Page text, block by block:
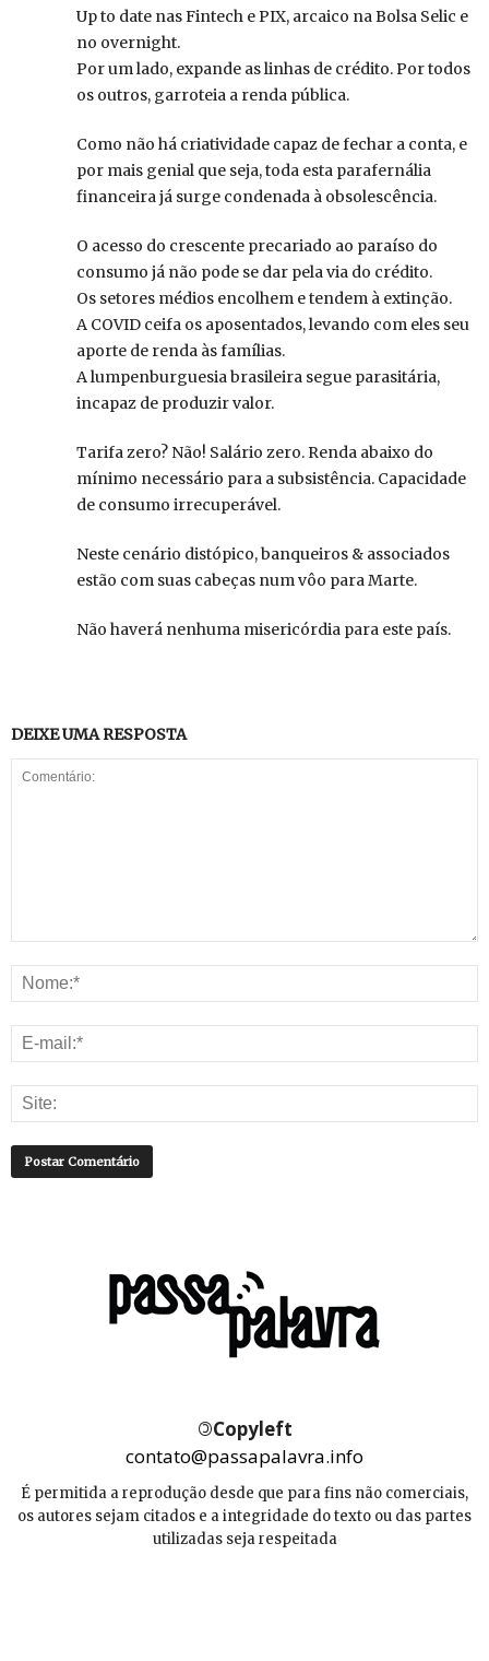
Up to date nas Fintech e PIX, arcaico na Bolsa Selic e
no overnight.
Por um lado, expande as linhas de crédito. Por todos
os outros, garroteia a renda pública.
Como não há criatividade capaz de fechar a conta, e
por mais genial que seja, toda esta parafernália
financeira já surge condenada à obsolescência.
O acesso do crescente precariado ao paraíso do
consumo já não pode se dar pela via do crédito.
Os setores médios encolhem e tendem à extinção.
A COVID ceifa os aposentados, levando com eles seu
aporte de renda às famílias.
A lumpenburguesia brasileira segue parasitária,
incapaz de produzir valor.
Tarifa zero? Não! Salário zero. Renda abaixo do
mínimo necessário para a subsistência. Capacidade
de consumo irrecuperável.
Neste cenário distópico, banqueiros & associados
estão com suas cabeças num vôo para Marte.
Não haverá nenhuma misericórdia para este país.
DEIXE UMA RESPOSTA
©Copyleft
contato@passapalavra.info
É permitida a reprodução desde que para fins não comerciais,
os autores sejam citados e a integridade do texto ou das partes
utilizadas seja respeitada